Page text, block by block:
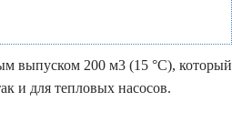
выпуском 200 м3 (15 °С), который
и для тепловых насосов.